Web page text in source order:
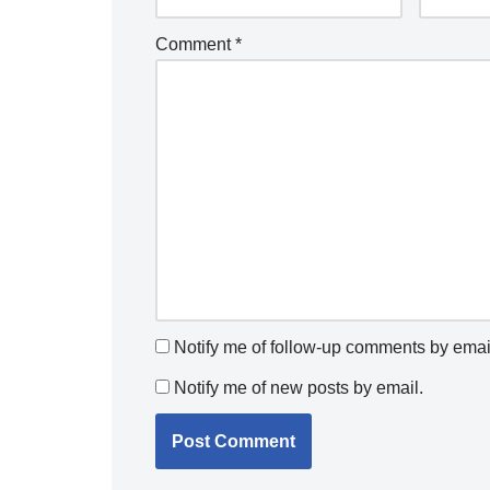
Comment*
Notify me of follow-up comments by
Notify me of new posts by email.